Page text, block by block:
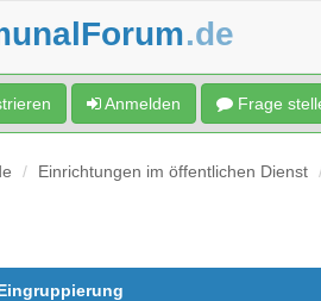
.de
Anmelden Frage
Einrichtungen im öffentlichen Dienst